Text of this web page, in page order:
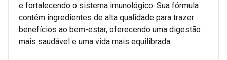
e fortalecendo o sistema imunológico. Sua fórmula
contém ingredientes de alta qualidade para trazer
benefícios ao bem-estar, oferecendo uma digestão
mais saudável e uma vida mais equilibrada.